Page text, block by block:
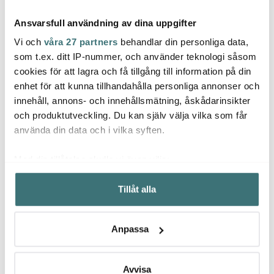
Ansvarsfull användning av dina uppgifter
Vi och våra 27 partners behandlar din personliga data,
som t.ex. ditt IP-nummer, och använder teknologi såsom
cookies för att lagra och få tillgång till information på din
enhet för att kunna tillhandahålla personliga annonser och
innehåll, annons- och innehållsmätning, åskådarinsikter
och produktutveckling. Du kan själv välja vilka som får
använda din data och i vilka syften.
Samla in information om din geografiska plats som
kan ha en noggrannhet på upp till flera meter
Identifiera din enhet genom att aktivt skanna den för
Ta reda på mer om hur dina personliga uppgifter
Du kan ändra eller dra tillbaka ditt samtycke när som
Tillåt alla
Anpassa
Avvisa
Tell Me More
Como vas 13 cm klar
149 kr
Tell Me More
Elba skål S 18 cm
sand/beige
229 kr
Tell
Låt dig inspireras av våra kunder